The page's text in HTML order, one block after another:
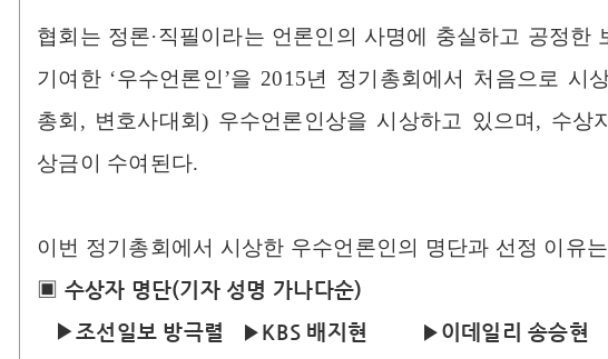
협회는 정론·직필이라는 언론인의 사명에 충실하고 공정한
기여한 ‘우수언론인’을 2015년 정기총회에서 처음으로 시
총회, 변호사대회) 우수언론인상을 시상하고 있으며, 수상
상금이 수여된다.
이번 정기총회에서 시상한 우수언론인의 명단과 선정 이유
▣ 수상자 명단(기자 성명 가나다순)
▶조선일보 방극렬 ▶KBS 배지현 ▶이데일리 송승현